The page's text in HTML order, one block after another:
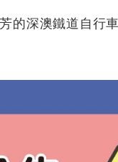
的深澳鐵道自行